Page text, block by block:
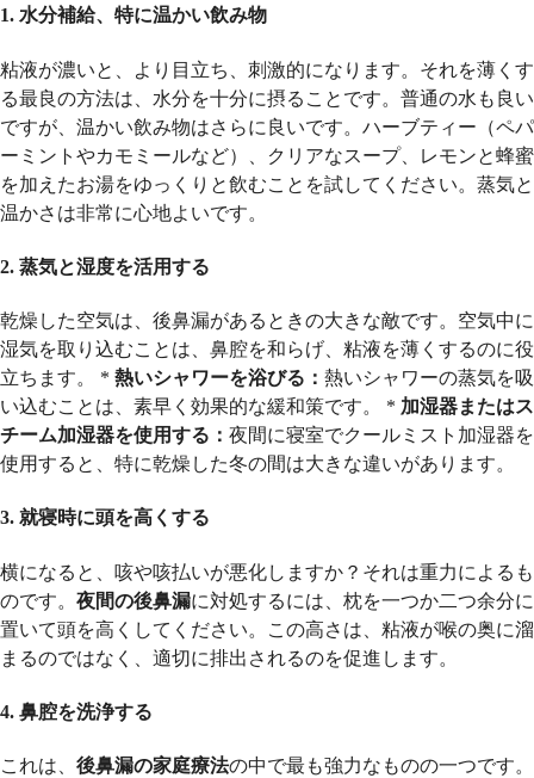
1. 水分補給、特に温かい飲み物
粘液が濃いと、より目立ち、刺激的になります。それを薄くす
る最良の方法は、水分を十分に摂ることです。普通の水も良い
ですが、温かい飲み物はさらに良いです。ハーブティー（ペパ
ーミントやカモミールなど）、クリアなスープ、レモンと蜂蜜
を加えたお湯をゆっくりと飲むことを試してください。蒸気と
温かさは非常に心地よいです。
2. 蒸気と湿度を活用する
乾燥した空気は、後鼻漏があるときの大きな敵です。空気中に
湿気を取り込むことは、鼻腔を和らげ、粘液を薄くするのに役
立ちます。 * 熱いシャワーを浴びる： 熱いシャワーの蒸気を吸
い込むことは、素早く効果的な緩和策です。 * 加湿器またはス
チーム加湿器を使用する： 夜間に寝室でクールミスト加湿器を
使用すると、特に乾燥した冬の間は大きな違いがあります。
3. 就寝時に頭を高くする
横になると、咳や咳払いが悪化しますか？それは重力によるも
のです。 夜間の後鼻漏に対処するには、枕を一つか二つ余分に
置いて頭を高くしてください。この高さは、粘液が喉の奥に溜
まるのではなく、適切に排出されるのを促進します。
4. 鼻腔を洗浄する
これは、 後鼻漏の家庭療法の中で最も強力なものの一つです。